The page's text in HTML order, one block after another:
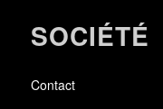
SOCIÉTÉ
Contact